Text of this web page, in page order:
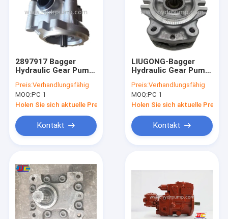
2897917 Bagger
Hydraulic Gear Pump,
Pump
Preis:Verhandlungsfähig
MOQ:PC 1
Holen Sie sich aktuelle Preis
Kontakt
LIUGONG-Bagger
Hydraulic Gear Pump
Hydraulikpumpe
K3SP36C
Preis:Verhandlungsfähig
MOQ:PC 1
Holen Sie sich aktuelle Preis
Kontakt